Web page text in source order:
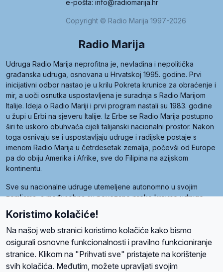
e-pošta: info@radiomarija.hr
Copyright © Radio Marija 1997-2026
Radio Marija
Udruga Radio Marija neprofitna je, nevladina i nepolitička
građanska udruga, osnovana u Hrvatskoj 1995. godine. Prvi
inicijativni odbor nastao je u krilu Pokreta krunice za obraćenje i
mir, a uoči osnutka uspostavljena je suradnja s Radio Marijom
Italije. Ideja o Radio Mariji i prvi program nastali su 1983. godine
u župi u Erbi na sjeveru Italije. Iz Erbe se Radio Marija postupno
širi te uskoro obuhvaća cijeli talijanski nacionalni prostor. Nakon
toga osnivaju se i uspostavljaju udruge i radijske postaje s
imenom Radio Marija u četrdesetak zemalja, počevši od Europe
pa do obiju Amerika i Afrike, sve do Filipina na azijskom
kontinentu.
Sve su nacionalne udruge utemeljene autonomno u svojim
zemljama, a međusobna su povezane preko krovne udruge
Radio Maria). Svjetsku obitelj utemeljilo je sedam članica, među
kojima je i hrvatska Udruga Radio Marija.
Koristimo kolačiće!
Na našoj web stranici koristimo kolačiće kako bismo
osigurali osnovne funkcionalnosti i pravilno funkcioniranje
stranice. Klikom na "Prihvati sve" pristajete na korištenje
svih kolačića. Međutim, možete upravljati svojim